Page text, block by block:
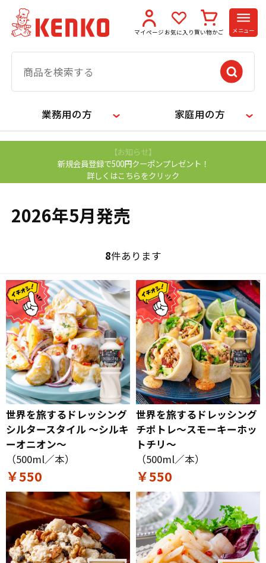
マイページ お気に入り 買い物かご メニュー
業務用の方 家庭用の方
【お知らせ】
新規会員登録で500円クーポンプレゼント！
詳しくはこちらをクリック
2026年5月発売
8件あります
世界を旅するドレッシング
シルタースタイル ～シルキ
ーオニオン～
（500ml／本）
￥550
世界を旅するドレッシング
チポトレ～スモーキーホッ
トチリ～
（500ml／本）
￥550